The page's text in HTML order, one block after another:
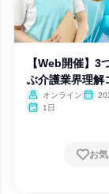
【Web開催】3
ぶ介護業界理解
オンライン
1日
お